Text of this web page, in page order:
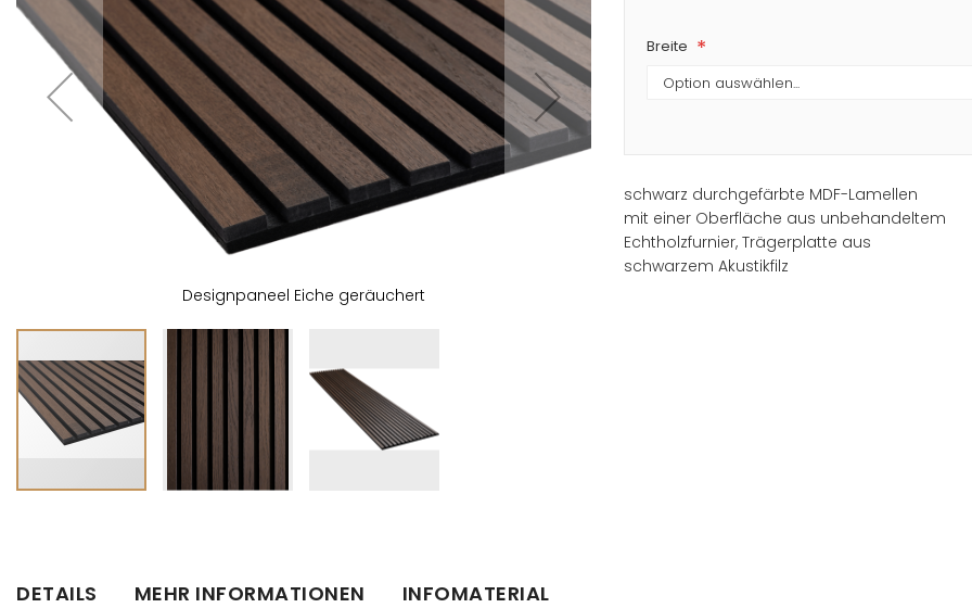
Designpaneel Eiche geräuchert
Bildergalerie
Breite
schwarz durchgefärbte MDF-Lamellen
mit einer Oberfläche aus unbehandeltem
Echtholzfurnier, Trägerplatte aus
schwarzem Akustikfilz
DETAILS MEHR INFORMATIONEN INFOMATERIAL